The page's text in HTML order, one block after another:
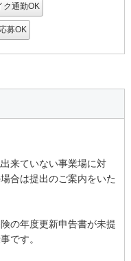
ク通勤OK
募OK
来ていない事業場に対
合は提出のご案内をいた
の年度更新申告書が未提
です。